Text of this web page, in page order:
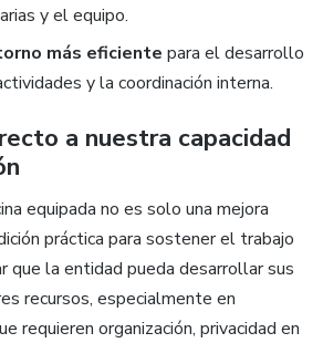
y el equipo.
más eficiente para el desarrollo
y la coordinación interna.
a nuestra capacidad
equipada no es solo una mejora
práctica para sostener el trabajo
que la entidad pueda desarrollar sus
recursos, especialmente en
requieren organización, privacidad en